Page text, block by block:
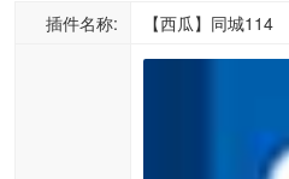
插件名称: 【西瓜】同城114